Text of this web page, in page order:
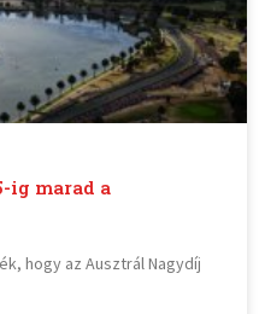
ig marad a
hogy az Ausztrál Nagydíj